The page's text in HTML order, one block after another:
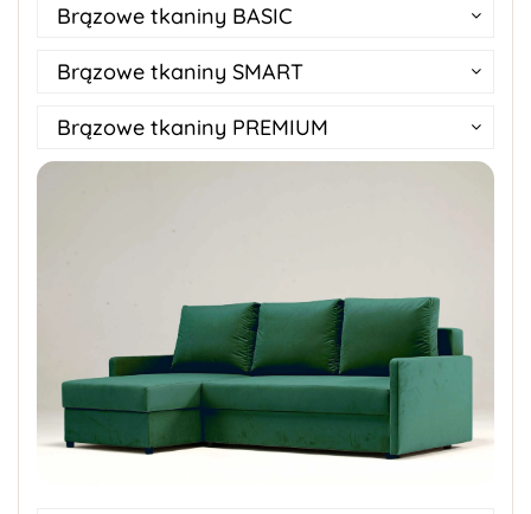
Brązowe tkaniny BASIC
Brązowe tkaniny SMART
Brązowe tkaniny PREMIUM